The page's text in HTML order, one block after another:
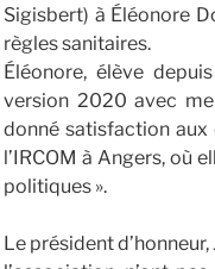
Sigisbert) à Éléonore
règles sanitaires.
Éléonore, élève
version 2020 avec
donné satisfaction aux
l’IRCOM à Angers, où
politiques ».
Le président